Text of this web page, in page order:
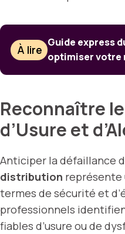
À lire
Guide express
optimiser votre
Reconnaître
d’Usure et
Anticiper la défaillance
distribution représente
termes de sécurité et
professionnels
fiables d’usure ou de